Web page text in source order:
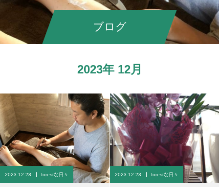
ブログ
2023年 12月
2023.12.28 forestな日々 2023.12.23 forestな日々